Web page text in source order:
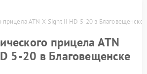
прицела ATN X-Sight II HD 5-20 в Благовещенске
прицела ATN
5-20 в Благовещенске